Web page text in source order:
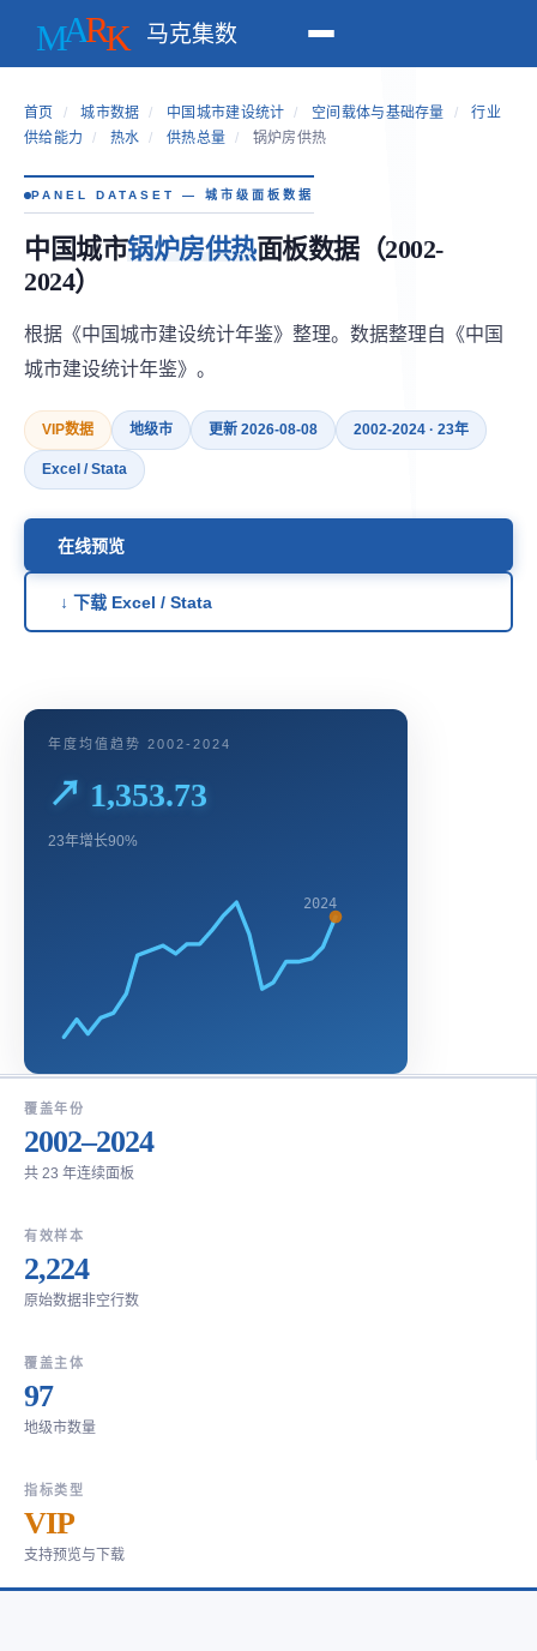
马克集数
首页 / 城市数据 / 中国城市建设统计 / 空间载体与基础存量 /
行业
供给能力
/ 热水 / 供热总量 / 锅炉房供热
PANEL DATASET — 城市级面板数据
中国城市锅炉房供热面板数据（2002-
2024）
根据《中国城市建设统计年鉴》整理。数据整理自《中国
城市建设统计年鉴》。
VIP数据 地级市 更新 2026-08-08 2002-2024 · 23年
Excel / Stata
在线预览
↓ 下载 Excel / Stata
年度均值趋势 2002-2024
↗ 1,353.73
23年增长90%
2024
覆盖年份
2002–2024
共 23 年连续面板
有效样本
2,224
原始数据非空行数
覆盖主体
97
地级市数量
指标类型
VIP
支持预览与下载